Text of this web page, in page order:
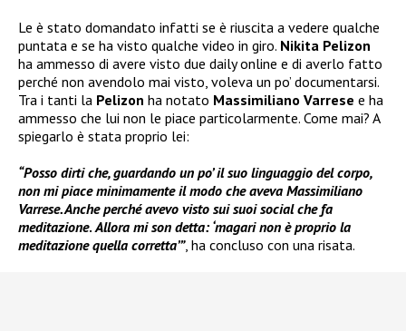
Le è stato domandato infatti se è riuscita a vedere qualche
puntata e se ha visto qualche video in giro. Nikita Pelizon
ha ammesso di avere visto due daily online e di averlo fatto
perché non avendolo mai visto, voleva un po’ documentarsi.
Tra i tanti la Pelizon ha notato Massimiliano Varrese e ha
ammesso che lui non le piace particolarmente. Come mai? A
spiegarlo è stata proprio lei:
“Posso dirti che, guardando un po’ il suo linguaggio del corpo,
non mi piace minimamente il modo che aveva Massimiliano
Varrese. Anche perché avevo visto sui suoi social che fa
meditazione. Allora mi son detta: ‘magari non è proprio la
meditazione quella corretta’”, ha concluso con una risata.